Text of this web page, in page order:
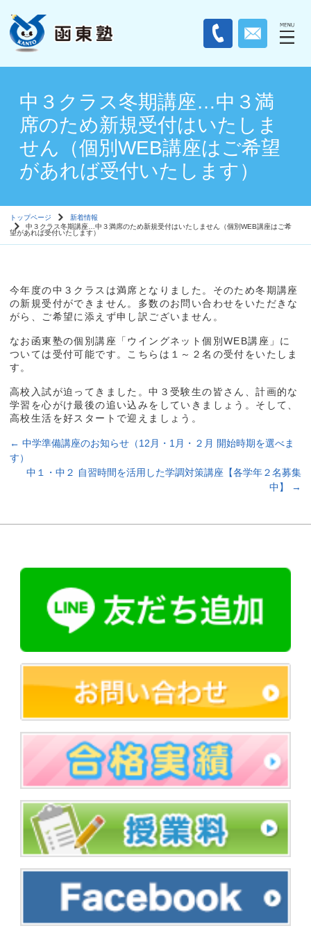
中３クラス冬期講座…中３満
席のため新規受付はいたしま
せん（個別WEB講座はご希望
があれば受付いたします）
トップページ
新着情報
中３クラス冬期講座…中３満席のため新規受付はいたしません（個別WEB講座はご希
望があれば受付いたします）
今年度の中３クラスは満席となりました。そのため冬期講座
の新規受付ができません。多数のお問い合わせをいただきな
がら、ご希望に添えず申し訳ございません。
なお函東塾の個別講座「ウイングネット個別WEB講座」に
ついては受付可能です。こちらは１～２名の受付をいたしま
す。
高校入試が迫ってきました。中３受験生の皆さん、計画的な
学習を心がけ最後の追い込みをしていきましょう。そして、
高校生活を好スタートで迎えましょう。
← 中学準備講座のお知らせ（12月・1月・２月 開始時期を選べま
す）
中１・中２ 自習時間を活用した学調対策講座【各学年２名募集
中】
→